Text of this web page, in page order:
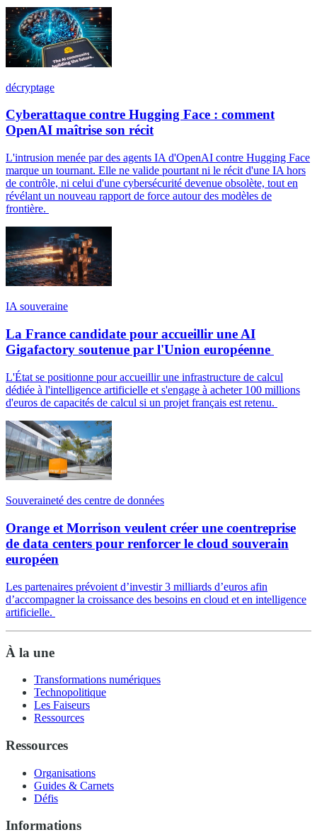
décryptage
Cyberattaque contre Hugging Face : comment
OpenAI maîtrise son récit
L'intrusion menée par des agents IA d'OpenAI contre Hugging Face
marque un tournant. Elle ne valide pourtant ni le récit d'une IA hors
de contrôle, ni celui d'une cybersécurité devenue obsolète, tout en
révélant un nouveau rapport de force autour des modèles de
frontière.
IA souveraine
La France candidate pour accueillir une AI
Gigafactory soutenue par l'Union européenne
L'État se positionne pour accueillir une infrastructure de calcul
dédiée à l'intelligence artificielle et s'engage à acheter 100 millions
d'euros de capacités de calcul si un projet français est retenu.
Souveraineté des centre de données
Orange et Morrison veulent créer une coentreprise
de data centers pour renforcer le cloud souverain
européen
Les partenaires prévoient d’investir 3 milliards d’euros afin
d’accompagner la croissance des besoins en cloud et en intelligence
artificielle.
À la une
Transformations numériques
Technopolitique
Les Faiseurs
Ressources
Ressources
Organisations
Guides & Carnets
Défis
Informations